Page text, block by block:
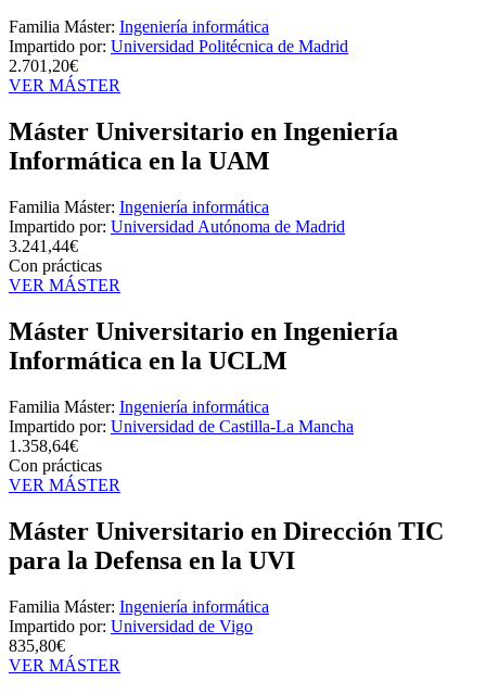
Familia Máster: Ingeniería informática
Impartido por: Universidad Politécnica de Madrid
2.701,20€
VER MÁSTER
Máster Universitario en Ingeniería
Informática en la UAM
Familia Máster: Ingeniería informática
Impartido por: Universidad Autónoma de Madrid
3.241,44€
Con prácticas
VER MÁSTER
Máster Universitario en Ingeniería
Informática en la UCLM
Familia Máster: Ingeniería informática
Impartido por: Universidad de Castilla-La Mancha
1.358,64€
Con prácticas
VER MÁSTER
Máster Universitario en Dirección TIC
para la Defensa en la UVI
Familia Máster: Ingeniería informática
Impartido por: Universidad de Vigo
835,80€
VER MÁSTER